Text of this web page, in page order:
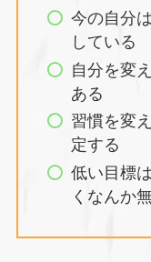
今の自分
している
自分を変
ある
習慣を変
定する
低い目標
くなんか